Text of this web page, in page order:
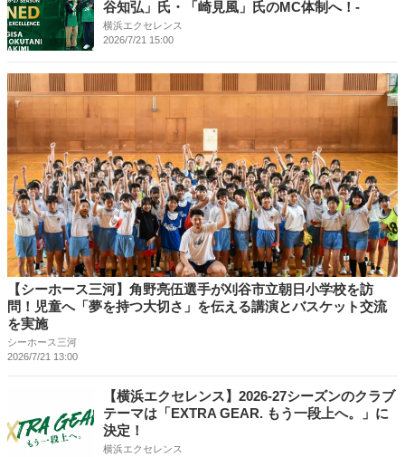
谷知弘」氏・「崎見風」氏のMC体制へ！-
横浜エクセレンス
2026/7/21 15:00
【シーホース三河】角野亮伍選手が刈谷市立朝日小学校を訪
問！児童へ「夢を持つ大切さ」を伝える講演とバスケット交流
を実施
シーホース三河
2026/7/21 13:00
【横浜エクセレンス】2026-27シーズンのクラブ
テーマは「EXTRA GEAR. もう一段上へ。」に
決定！
横浜エクセレンス